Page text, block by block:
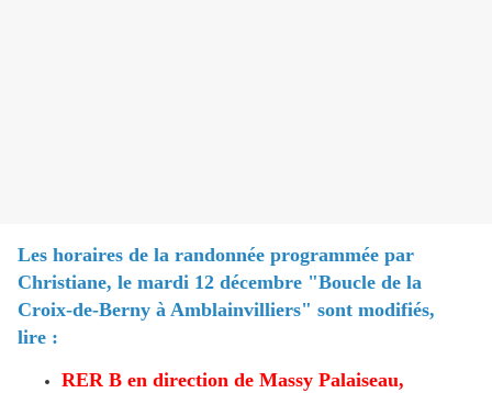
Les horaires de la randonnée programmée par
Christiane, le mardi 12 décembre "Boucle de la
Croix-de-Berny à Amblainvilliers" sont modifiés,
lire :
RER B en direction de Massy Palaiseau,